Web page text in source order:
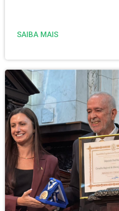
SAIBA MAIS